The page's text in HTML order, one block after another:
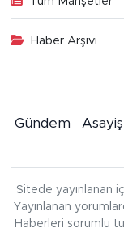
Haber Arşivi
Gündem Asayiş
Sitede yayınlanan
Yayınlanan
Haberleri sorumlu